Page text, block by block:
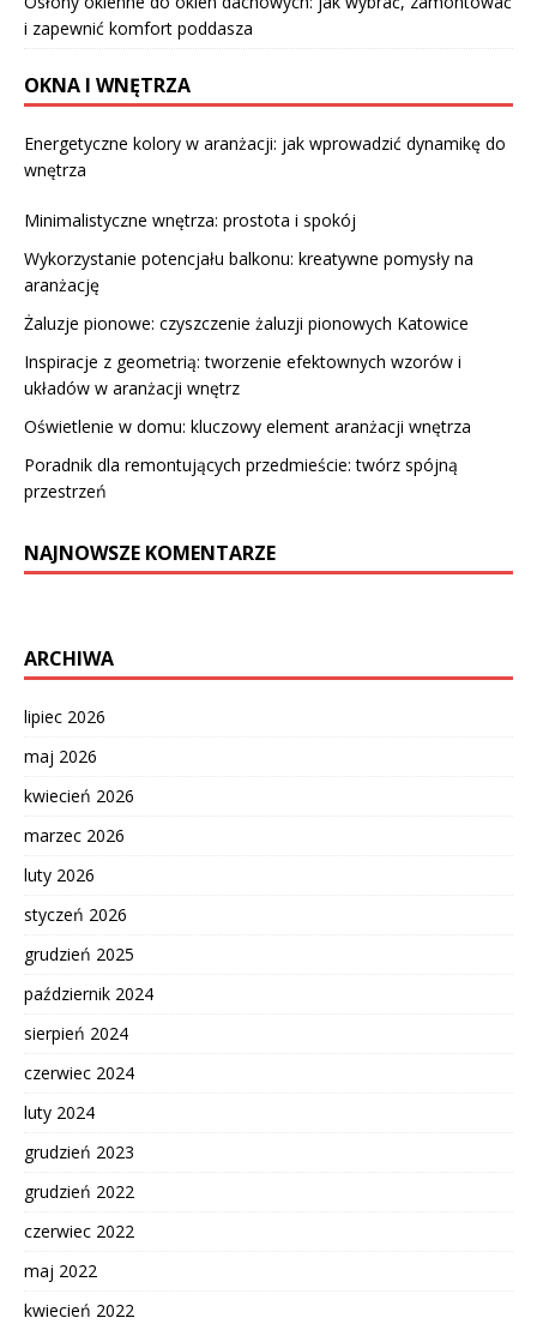
i zapewnić komfort poddasza
OKNA I WNĘTRZA
Energetyczne kolory w aranżacji: jak wprowadzić dynamikę do
wnętrza
Minimalistyczne wnętrza: prostota i spokój
Wykorzystanie potencjału balkonu: kreatywne pomysły na
aranżację
Żaluzje pionowe: czyszczenie żaluzji pionowych Katowice
Inspiracje z geometrią: tworzenie efektownych wzorów i
układów w aranżacji wnętrz
Oświetlenie w domu: kluczowy element aranżacji wnętrza
Poradnik dla remontujących przedmieście: twórz spójną
przestrzeń
NAJNOWSZE KOMENTARZE
ARCHIWA
lipiec 2026
maj 2026
kwiecień 2026
marzec 2026
luty 2026
styczeń 2026
grudzień 2025
październik 2024
sierpień 2024
czerwiec 2024
luty 2024
grudzień 2023
grudzień 2022
czerwiec 2022
maj 2022
kwiecień 2022